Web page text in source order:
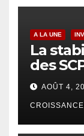
A LA UNE
La
des
AOÛT 4,